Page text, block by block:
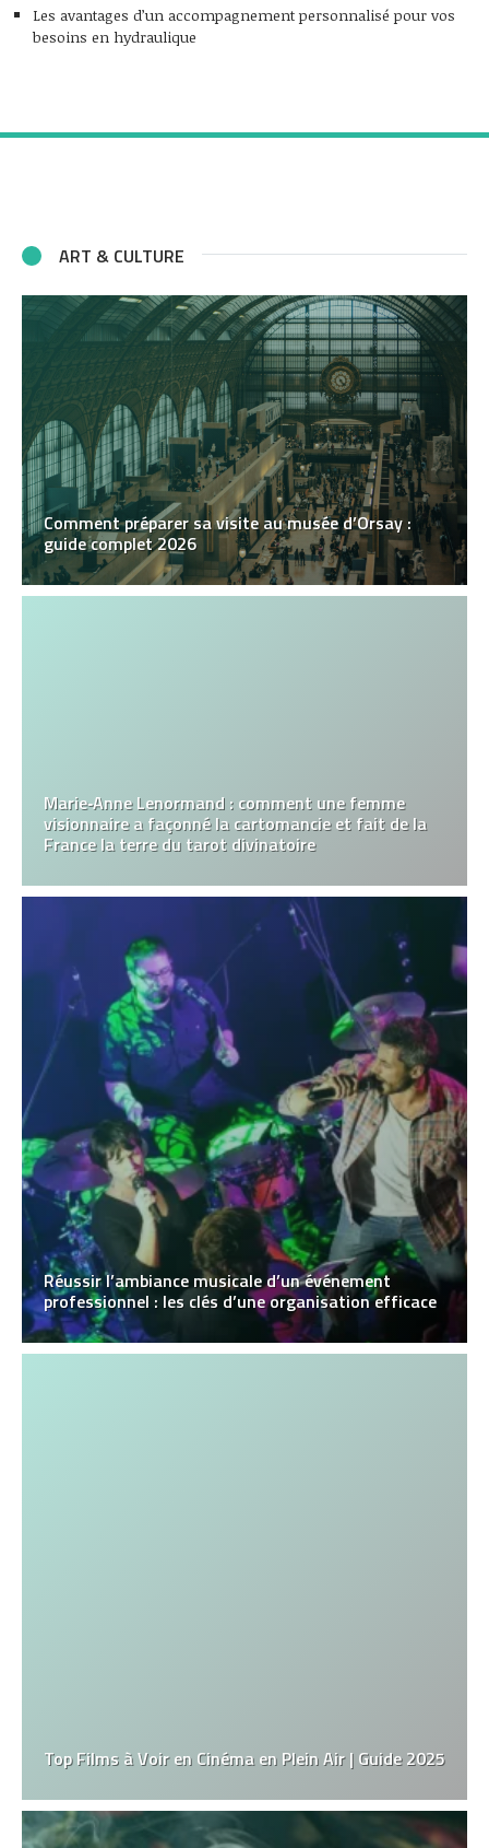
Les avantages d’un accompagnement personnalisé pour vos
besoins en hydraulique
ART & CULTURE
Comment préparer sa visite au musée d’Orsay :
guide complet 2026
Marie‑Anne Lenormand : comment une femme
visionnaire a façonné la cartomancie et fait de la
France la terre du tarot divinatoire
Réussir l’ambiance musicale d’un événement
professionnel : les clés d’une organisation efficace
Top Films à Voir en Cinéma en Plein Air | Guide 2025